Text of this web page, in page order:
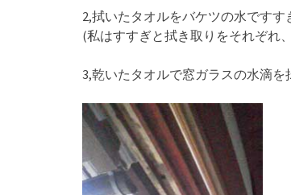
2,拭いたタオルをバケツの水です
(私はすすぎと拭き取りをそれぞれ
3,乾いたタオルで窓ガラスの水滴を